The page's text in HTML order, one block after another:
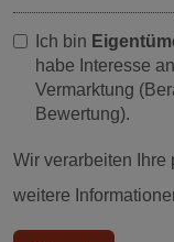
Ich bin
habe Interesse
Vermarktung
Bewertung).
Wir verarbeiten Ihre
weitere